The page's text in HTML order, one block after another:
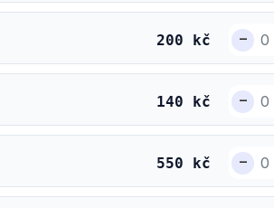
200 kč -
140 kč -
550 kč -